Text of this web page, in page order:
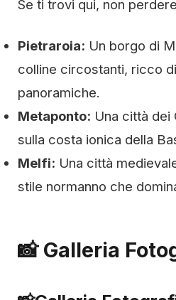
Se ti trovi qui, non
Pietraroia: Un borgo di
colline circostanti, ricco
panoramiche.
Metaponto: Una città dei
sulla costa ionica della
Melfi: Una città
stile normanno che
📸 Galleria